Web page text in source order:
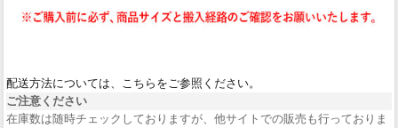
配送方法については、こちらをご参照ください。
ご注意ください
在庫数は随時チェックしておりますが、他サイトでの販売も行っておりま